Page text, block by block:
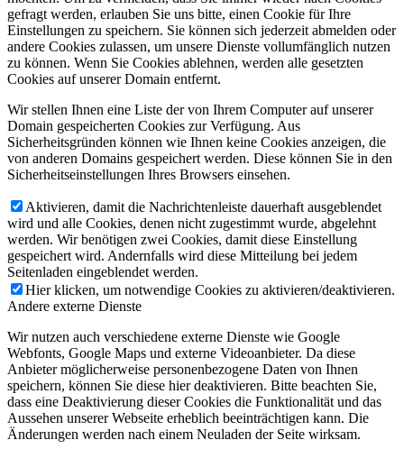
gefragt werden, erlauben Sie uns bitte, einen Cookie für Ihre
Einstellungen zu speichern. Sie können sich jederzeit abmelden oder
andere Cookies zulassen, um unsere Dienste vollumfänglich nutzen
zu können. Wenn Sie Cookies ablehnen, werden alle gesetzten
Cookies auf unserer Domain entfernt.
Wir stellen Ihnen eine Liste der von Ihrem Computer auf unserer
Domain gespeicherten Cookies zur Verfügung. Aus
Sicherheitsgründen können wie Ihnen keine Cookies anzeigen, die
von anderen Domains gespeichert werden. Diese können Sie in den
Sicherheitseinstellungen Ihres Browsers einsehen.
Aktivieren, damit die Nachrichtenleiste dauerhaft ausgeblendet
wird und alle Cookies, denen nicht zugestimmt wurde, abgelehnt
werden. Wir benötigen zwei Cookies, damit diese Einstellung
gespeichert wird. Andernfalls wird diese Mitteilung bei jedem
Seitenladen eingeblendet werden.
Hier klicken, um notwendige Cookies zu aktivieren/deaktivieren.
Andere externe Dienste
Wir nutzen auch verschiedene externe Dienste wie Google
Webfonts, Google Maps und externe Videoanbieter. Da diese
Anbieter möglicherweise personenbezogene Daten von Ihnen
speichern, können Sie diese hier deaktivieren. Bitte beachten Sie,
dass eine Deaktivierung dieser Cookies die Funktionalität und das
Aussehen unserer Webseite erheblich beeinträchtigen kann. Die
Änderungen werden nach einem Neuladen der Seite wirksam.